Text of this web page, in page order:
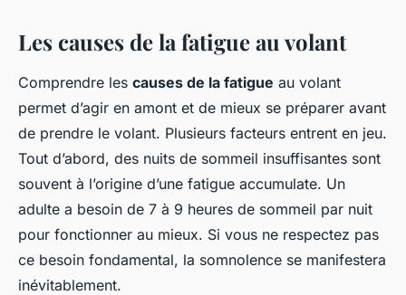
Les causes de la fatigue au volant
Comprendre les causes de la fatigue au volant
permet d’agir en amont et de mieux se préparer avant
de prendre le volant. Plusieurs facteurs entrent en jeu.
Tout d’abord, des nuits de sommeil insuffisantes sont
souvent à l’origine d’une fatigue accumulate. Un
adulte a besoin de 7 à 9 heures de sommeil par nuit
pour fonctionner au mieux. Si vous ne respectez pas
ce besoin fondamental, la somnolence se manifestera
inévitablement.